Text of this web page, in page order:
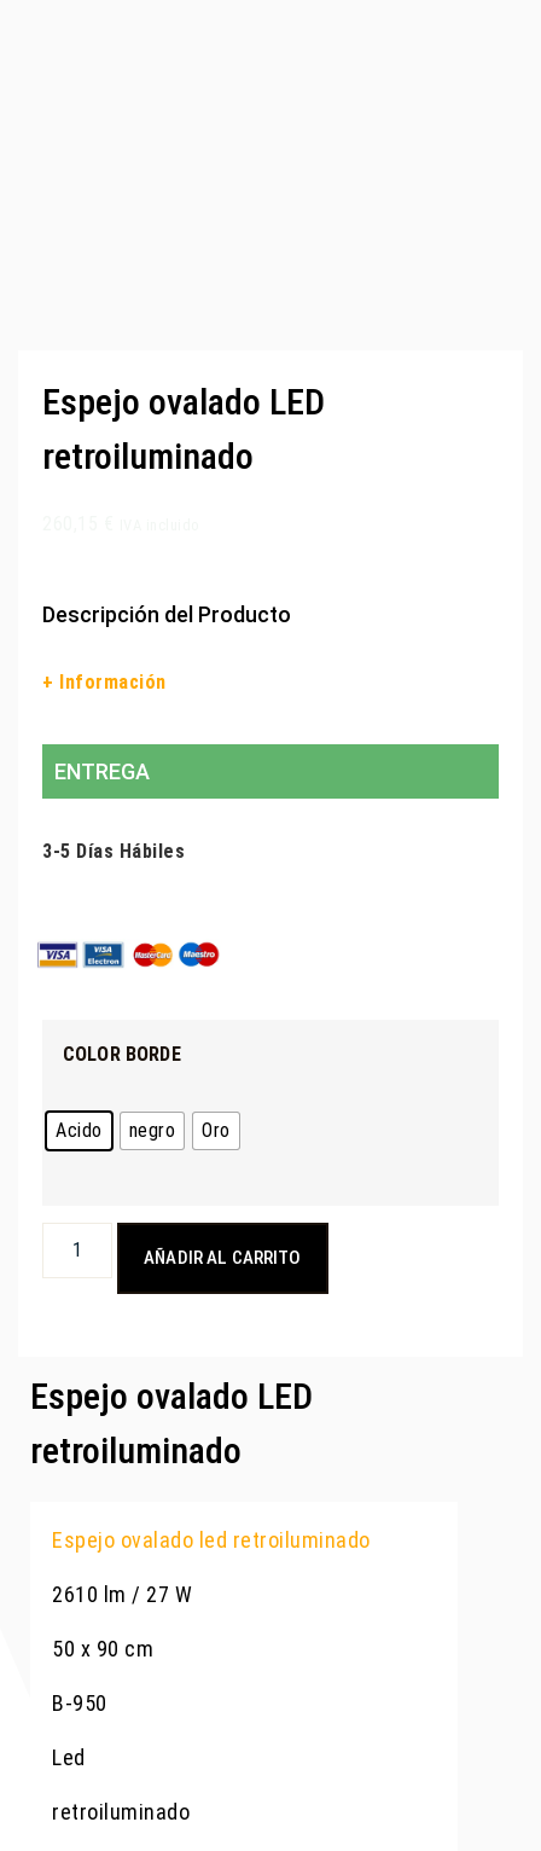
Espejo ovalado LED
retroiluminado
Descripción del Producto
+ Información
ENTREGA
3-5 Días Hábiles
COLOR BORDE
Acido negro Oro
AÑADIR AL CARRITO
Espejo ovalado LED
retroiluminado
Espejo ovalado led retroiluminado
2610 lm / 27 W
50 x 90 cm
B-950
Led
retroiluminado